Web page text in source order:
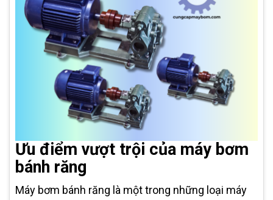
Ưu điểm vượt trội của máy bơm
bánh răng
Máy bơm bánh răng là một trong những loại máy